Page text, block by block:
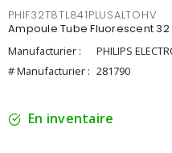
PHIF32T8TL841PLUSALTOHV
Ampoule Tube Fluorescent 32
Manufacturier :
PHILIPS
# Manufacturier : 281790
En inventaire